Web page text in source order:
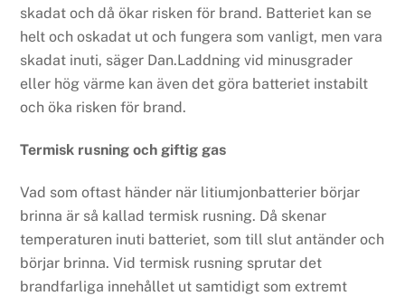
skadat och då ökar risken för brand. Batteriet kan se
helt och oskadat ut och fungera som vanligt, men vara
skadat inuti, säger Dan.Laddning vid minusgrader
eller hög värme kan även det göra batteriet instabilt
och öka risken för brand.
Termisk rusning och giftig gas
Vad som oftast händer när litiumjonbatterier börjar
brinna är så kallad termisk rusning. Då skenar
temperaturen inuti batteriet, som till slut antänder och
börjar brinna. Vid termisk rusning sprutar det
brandfarliga innehållet ut samtidigt som extremt